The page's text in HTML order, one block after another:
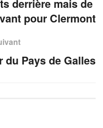
derrière mais de
pour Clermont
Pays de Galles